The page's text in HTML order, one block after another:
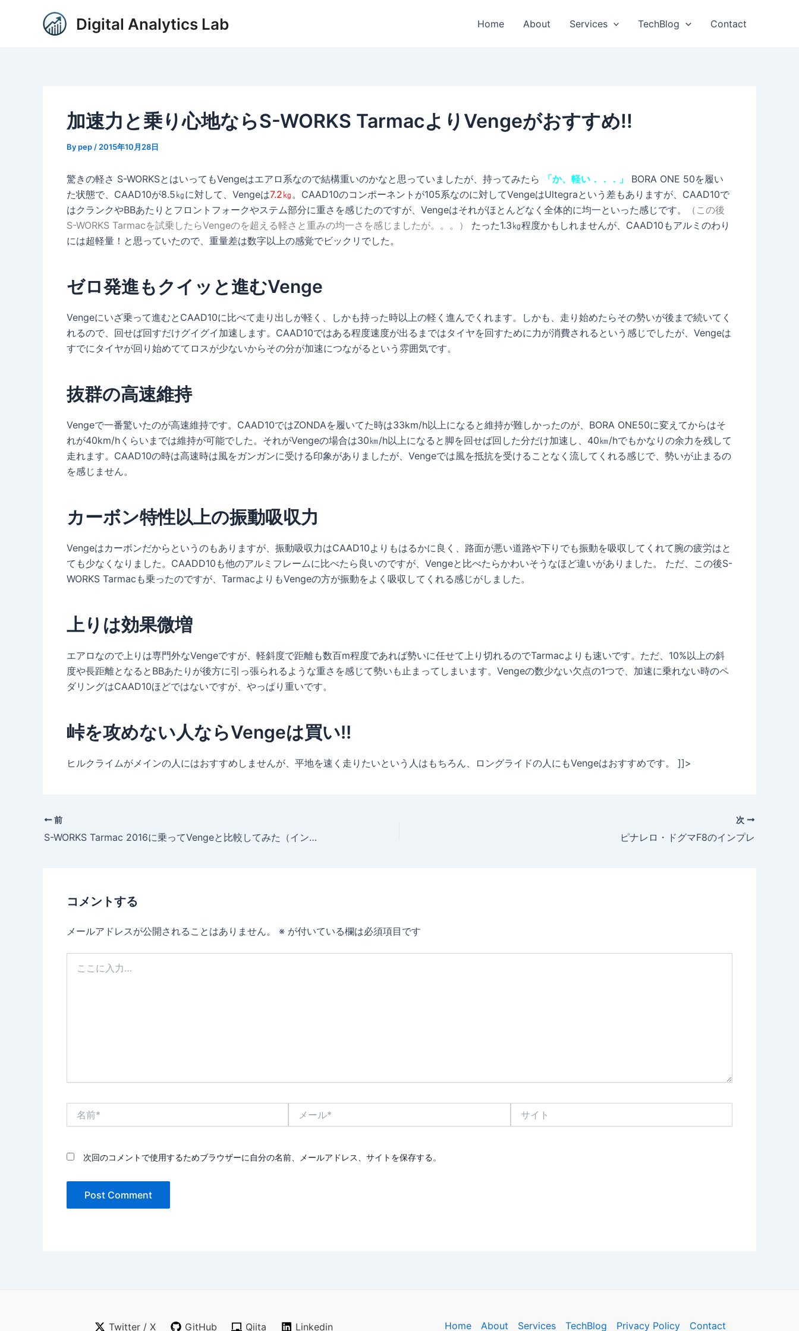
Digital Analytics Lab Home About Services TechBlog Contact
加速力と乗り心地ならS-WORKS TarmacよりVengeがおすすめ!!
Bypep / 2015年10月28日
驚きの軽さ S-WORKSとはいってもVengeはエアロ系なので結構重いのかなと思っていましたが、持ってみたら 「か、軽い．．．」
BORA ONE 50を履い
た状態で、CAAD10が8.5㎏に対して、Vengeは7.2㎏。CAAD10のコンポーネントが105系なのに対してVengeはUltegraという差もありますが、CAAD10で
はクランクやBBあたりとフロントフォークやステム部分に重さを感じたのですが、Vengeはそれがほとんどなく全体的に均一といった感じです。
（この後
S-WORKS Tarmacを試乗したらVengeのを超える軽さと重みの均一さを感じましたが。。。）
たった1.3㎏程度かもしれませんが、CAAD10もアルミのわり
には超軽量！と思っていたので、重量差は数字以上の感覚でビックリでした。
ゼロ発進もクイッと進むVenge
Vengeにいざ乗って進むとCAAD10に比べて走り出しが軽く、しかも持った時以上の軽く進んでくれます。しかも、走り始めたらその勢いが後まで続いてく
れるので、回せば回すだけグイグイ加速します。CAAD10ではある程度速度が出るまではタイヤを回すために力が消費されるという感じでしたが、Vengeは
すでにタイヤが回り始めててロスが少ないからその分が加速につながるという雰囲気です。
抜群の高速維持
Vengeで一番驚いたのが高速維持です。CAAD10ではZONDAを履いてた時は33km/h以上になると維持が難しかったのが、BORA ONE50に変えてからはそ
れが40km/hくらいまでは維持が可能でした。それがVengeの場合は30㎞/h以上になると脚を回せば回した分だけ加速し、40㎞/hでもかなりの余力を残して
走れます。CAAD10の時は高速時は風をガンガンに受ける印象がありましたが、Vengeでは風を抵抗を受けることなく流してくれる感じで、勢いが止まるの
を感じません。
カーボン特性以上の振動吸収力
Vengeはカーボンだからというのもありますが、振動吸収力はCAAD10よりもはるかに良く、路面が悪い道路や下りでも振動を吸収してくれて腕の疲労はと
ても少なくなりました。CAADD10も他のアルミフレームに比べたら良いのですが、Vengeと比べたらかわいそうなほど違いがありました。 ただ、この後S-
WORKS Tarmacも乗ったのですが、TarmacよりもVengeの方が振動をよく吸収してくれる感じがしました。
上りは効果微増
エアロなので上りは専門外なVengeですが、軽斜度で距離も数百m程度であれば勢いに任せて上り切れるのでTarmacよりも速いです。ただ、10%以上の斜
度や長距離となるとBBあたりが後方に引っ張られるような重さを感じて勢いも止まってしまいます。Vengeの数少ない欠点の1つで、加速に乗れない時のペ
ダリングはCAAD10ほどではないですが、やっぱり重いです。
峠を攻めない人ならVengeは買い!!
ヒルクライムがメインの人にはおすすめしませんが、平地を速く走りたいという人はもちろん、ロングライドの人にもVengeはおすすめです。 ]]>
navigation
前
S-WORKS Tarmac 2016に乗ってVengeと比較してみた（インプレ）
次
ピナレロ・ドグマF8のインプレ
コメントする
メールアドレスが公開されることはありません。 ※ が付いている欄は必須項目です
次回のコメントで使用するためブラウザーに自分の名前、メールアドレス、サイトを保存する。
Twitter / X GitHub Qiita Linkedin Home About Services TechBlog Privacy Policy Contact